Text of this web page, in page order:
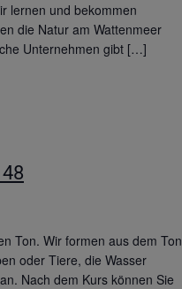
lernen und bekommen
die Natur am Wattenmeer
Unternehmen gibt […]
Ton. Wir formen aus dem Ton
oder Tiere, die Wasser
Nach dem Kurs können Sie